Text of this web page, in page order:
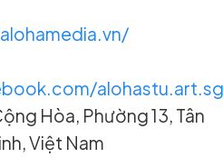
Hòa, Phường 13, Tân
Việt Nam